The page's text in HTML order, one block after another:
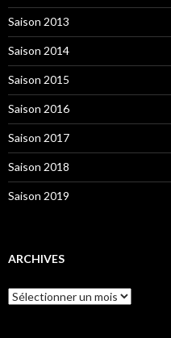
Saison 2013
Saison 2014
Saison 2015
Saison 2016
Saison 2017
Saison 2018
Saison 2019
ARCHIVES
Archives